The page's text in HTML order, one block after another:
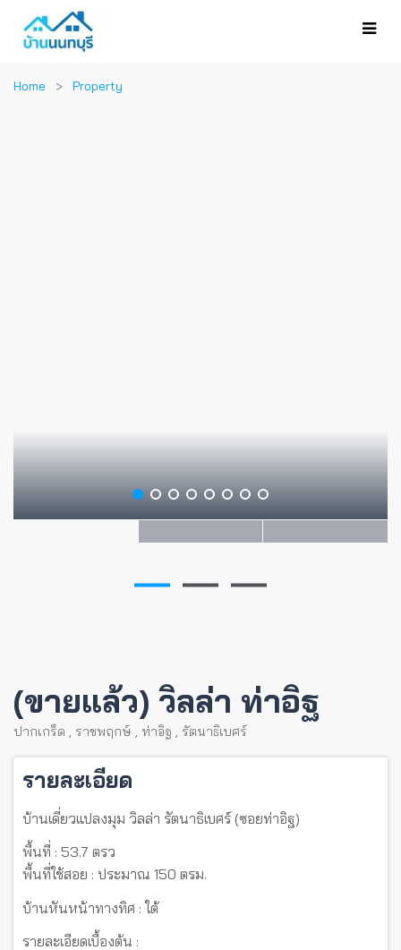
Home Property
(ขายแล้ว) วิลล่า ท่าอิฐ
ปากเกร็ด , ราชพฤกษ์ , ท่าอิฐ , รัตนาธิเบศร์
รายละเอียด
บ้านเดี่ยวแปลงมุม วิลล่า รัตนาธิเบศร์ (ซอยท่าอิฐ)
พื้นที่ : 53.7 ตรว
พื้นที่ใช้สอย : ประมาณ 150 ตรม.
บ้านหันหน้าทางทิศ : ใต้
รายละเอียดเบื้องต้น :